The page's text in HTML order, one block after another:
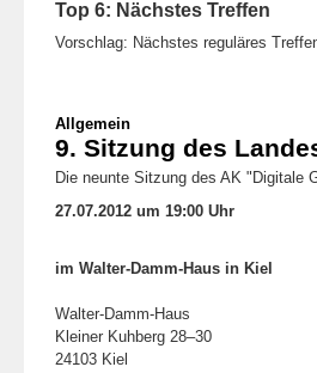
Top 6: Nächstes Treffen
Vorschlag: Nächstes reguläres
Allgemein
9. Sitzung des
Die neunte Sitzung des AK "Digitale
27.07.2012 um 19:00 Uhr
im Walter-Damm-Haus in Kiel
Walter-Damm-Haus
Kleiner Kuhberg 28–30
24103 Kiel